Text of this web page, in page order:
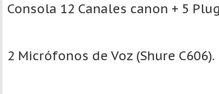
Consola 12 Canales canon + 5
2 Micrófonos de Voz (Shure C606).